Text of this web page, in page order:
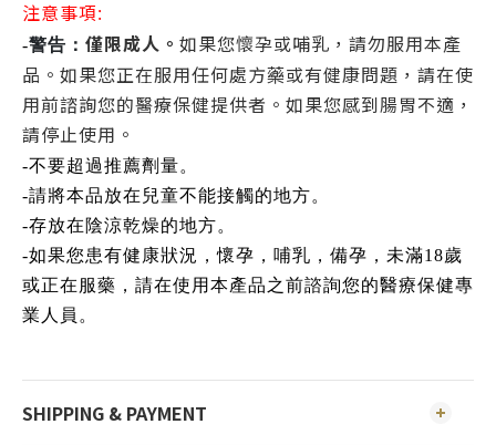
注意事項:
-警告： 僅限成人。 如果您懷孕或哺乳，請勿服用本產
品。如果您正在服用任何處方藥或有健康問題，請在使
用前諮詢您的醫療保健提供者。如果您感到腸胃不適，
請停止使用。
-不要超過推薦劑量。
-請將本品放在兒童不能接觸的地方。
-存放在陰涼乾燥的地方。
-如果您患有健康狀況，懷孕，哺乳，備孕，未滿18歲
或正在服藥，請在使用本產品之前諮詢您的醫療保健專
業人員。
SHIPPING & PAYMENT